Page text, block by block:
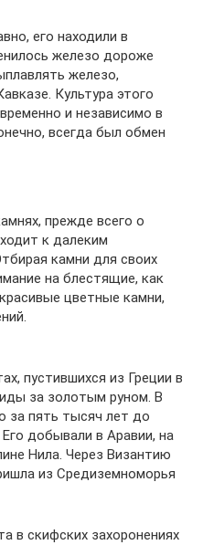
его находили в
железо дороже
железо,
Культура этого
и независимо в
всегда был обмен
прежде всего о
к далеким
камни для своих
на блестящие, как
цветные камни,
пустившихся из Греции в
за золотым руном. В
за пять тысяч лет до
добывали в Аравии, на
Нила. Через Византию
из Средиземноморья
в скифских захоронениях